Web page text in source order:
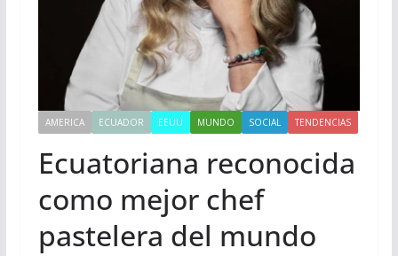
AMERICA ECUADOR EEUU MUNDO SOCIAL TENDENCIAS
Ecuatoriana reconocida
como mejor chef
pastelera del mundo